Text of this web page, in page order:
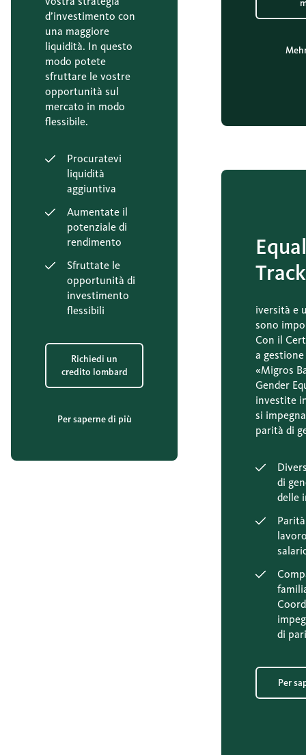
d’investimento con
una maggiore
liquidità. In questo
modo potete
sfruttare le vostre
opportunità sul
mercato in modo
flessibile.
Procuratevi
liquidità
aggiuntiva
Aumentate il
potenziale di
rendimento
Sfruttate le
opportunità di
investimento
flessibili
Richiedi un
credito lombard
Per saperne di più
iversità e
sono
Con il
a
«Migros
Gender
investite
si
parità di
di
delle
di
Per